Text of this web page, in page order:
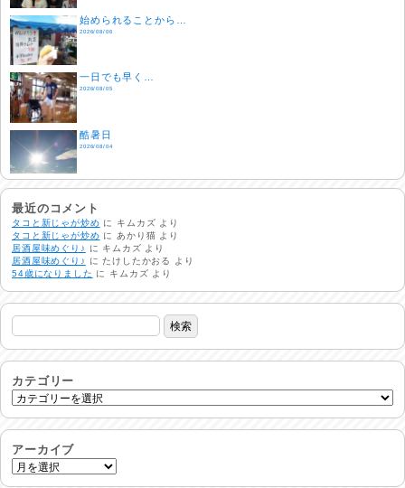
始められることから…
2026/08/06
一日でも早く…
2026/08/05
酷暑日
2026/08/04
明日で一週間
2026/08/03
熱中症注意
2026/08/02
非常時には…
2026/08/01
生活支援情報
24時間体制
最近のコメント
タコと新じゃが炒め に キムカズ より
タコと新じゃが炒め に あかり猫 より
居酒屋味めぐり♪
に キムカズ より
居酒屋味めぐり♪
にたけしたかおる
より
54歳になりました に キムカズ より
カテゴリー
アーカイブ